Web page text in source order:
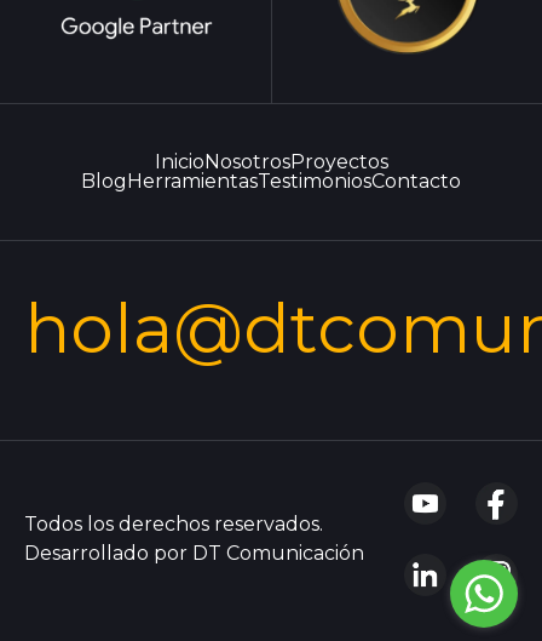
InicioNosotrosProyectos
BlogHerramientasTestimoniosContacto
Todos los derechos reservados.
Desarrollado por DT Comunicación